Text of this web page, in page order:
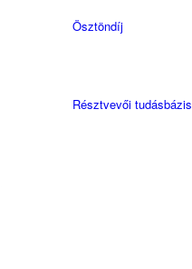
Ösztöndíj
Résztvevői tudásbázis